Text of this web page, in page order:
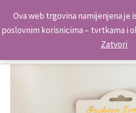
Ova web trgovina namijenjena
poslovnim korisnicima – tvrtkama i
Zatvori
content
Kontakt telefon: +385